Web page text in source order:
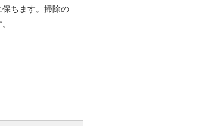
ちます。掃除の